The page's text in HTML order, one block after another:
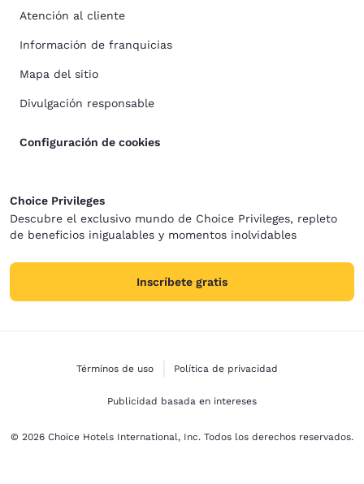
Atención al cliente
Información de franquicias
Mapa del sitio
Divulgación responsable
Configuración de cookies
Choice Privileges
Descubre el exclusivo mundo de Choice Privileges, repleto
de beneficios inigualables y momentos inolvidables
Inscríbete gratis
Términos de uso Política de privacidad
Publicidad basada en intereses
© 2026 Choice Hotels International, Inc. Todos los derechos reservados.